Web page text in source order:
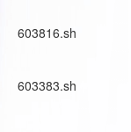
603816.sh
603383.sh